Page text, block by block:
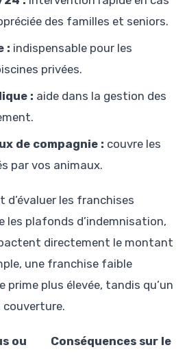
des familles et seniors.
: indispensable pour les
privées.
: aide dans la gestion des
de compagnie : couvre les
par vos animaux.
d’évaluer les franchises
les plafonds d’indemnisation,
directement le montant
une franchise faible
prime plus élevée, tandis qu’un
ou
Conséquences sur le